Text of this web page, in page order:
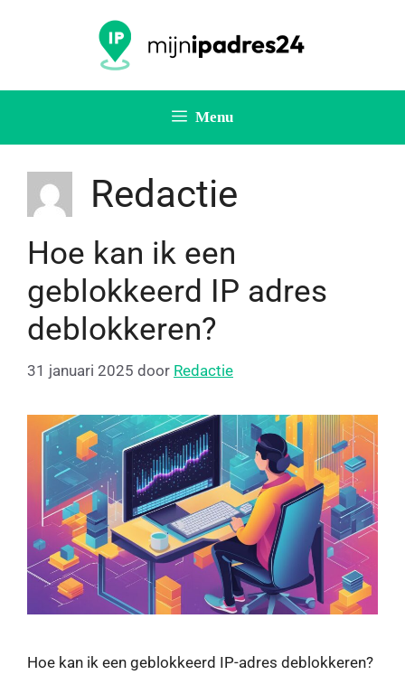
Menu
Redactie
Hoe kan ik een
geblokkeerd IP adres
deblokkeren?
31 januari 2025 door Redactie
Hoe kan ik een geblokkeerd IP-adres deblokkeren?